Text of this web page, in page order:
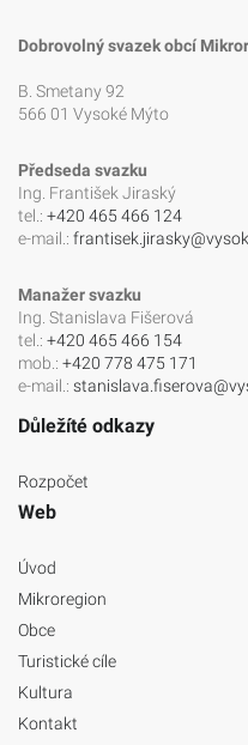
Dobrovolný svazek obcí
B. Smetany 92
566 01 Vysoké Mýto
Předseda svazku
Ing. František Jiraský
tel.: +420 465 466 124
e-mail.:
Manažer svazku
Ing. Stanislava Fišerová
tel.: +420 465 466 154
mob.: +420 778 475 171
e-mail.:
Důležíté odkazy
Rozpočet
Web
Úvod
Mikroregion
Obce
Turistické cíle
Kultura
Kontakt